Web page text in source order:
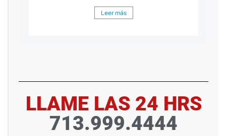
Leer más
LLAME LAS 24 HRS
713.999.4444